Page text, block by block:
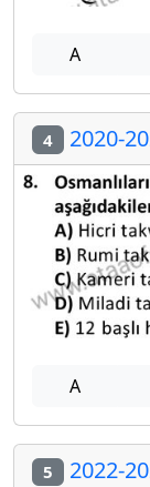
A
4 2020-
A
5 2022-